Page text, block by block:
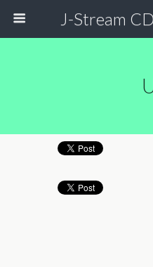
J-Stream